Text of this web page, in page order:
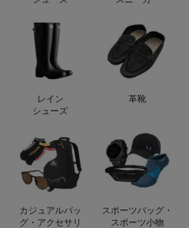
レイン
シューズ
革靴
カジュアルバッ
グ・アクセサリ
スポーツバッグ・
スポーツ小物